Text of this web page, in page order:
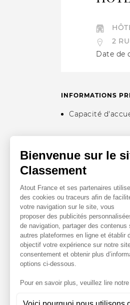
2
Date de
INFORMATIONS
Capacité
CONTACTS
Téléphone
Afficher le
Site web
https://
Adresse e-
Afficher